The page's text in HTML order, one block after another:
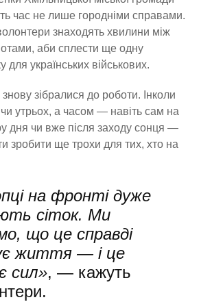
час не лише городніми справами.
знаходять хвилини між
аби сплести ще одну
для українських військових.
зібралися до роботи. Інколи
утрьох, а часом — навіть сам на
дня чи вже після заходу сонця —
зробити ще трохи для тих, хто на
на фронті дуже
сіток. Ми
що це справді
життя — і це
сил», — кажуть